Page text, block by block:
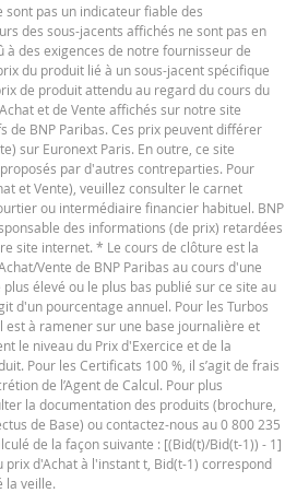
1,35 311,195
1,31 309,574
1,33 310,456
1,27 307,163
1,28 307,549
1,28 307,667
1,33 309,733
1,29 307,936
RÉSUMÉ
(FR)
sont pas un indicateur fiable des
des sous-jacents affichés ne sont pas en
des exigences de notre fournisseur de
du produit lié à un sous-jacent spécifique
de produit attendu au regard du cours du
et de Vente affichés sur notre site
de BNP Paribas. Ces prix peuvent différer
sur Euronext Paris. En outre, ce site
par d'autres contreparties. Pour
et Vente), veuillez consulter le carnet
ou intermédiaire financier habituel. BNP
des informations (de prix) retardées
site internet. * Le cours de clôture est la
Vente de BNP Paribas au cours d'une
élevé ou le plus bas publié sur ce site au
d'un pourcentage annuel. Pour les Turbos
est à ramener sur une base journalière et
le niveau du Prix d'Exercice et de la
Pour les Certificats 100 %, il s’agit de frais
de l’Agent de Calcul. Pour plus
la documentation des produits (brochure,
de Base) ou contactez-nous au 0 800 235
de la façon suivante : [(Bid(t)/Bid(t-1)) - 1]
prix d'Achat à l'instant t, Bid(t-1) correspond
la veille.